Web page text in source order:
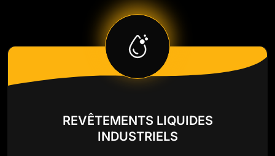
REVÊTEMENTS LIQUIDES
INDUSTRIELS